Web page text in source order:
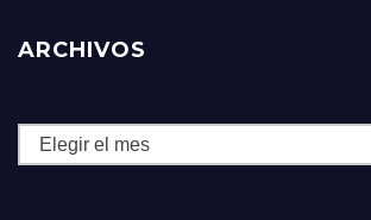
ARCHIVOS
Archivos